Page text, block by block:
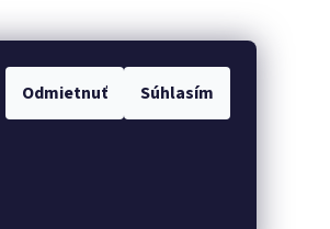
Odmietnuť Súhlasím